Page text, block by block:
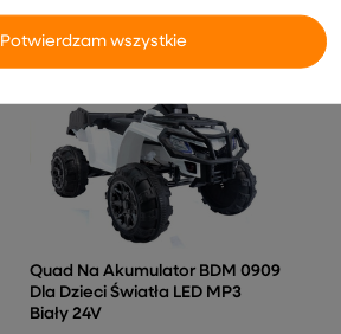
Quad Na Akumulator BDM 0909
Dla Dzieci Światła LED MP3
Biały 24V
Potwierdzam wszystkie